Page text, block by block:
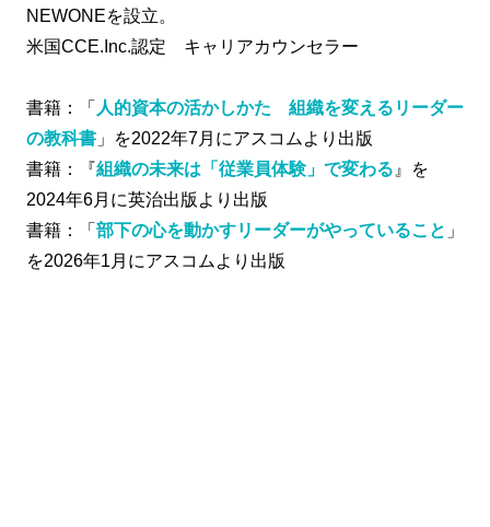
NEWONEを設立。
米国CCE.Inc.認定 キャリアカウンセラー
書籍：「 人的資本の活かしかた 組織を変えるリーダー
の教科書 」を2022年7月にアスコムより出版
書籍：『組織の未来は「従業員体験」で変わる 』を
2024年6月に英治出版より出版
書籍：「 部下の心を動かすリーダーがやっていること 」
を2026年1月にアスコムより出版